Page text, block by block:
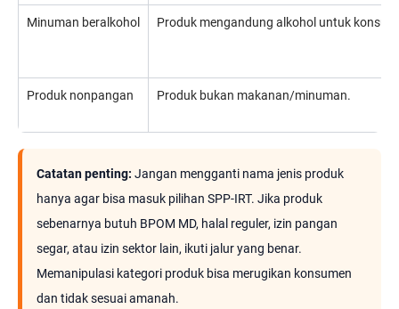
Minuman beralkohol Produk mengandung alkohol untuk
Produk nonpangan Produk bukan makanan/minuman.
Catatan penting: Jangan mengganti nama jenis produk
hanya agar bisa masuk pilihan SPP-IRT. Jika produk
sebenarnya butuh BPOM MD, halal reguler, izin pangan
segar, atau izin sektor lain, ikuti jalur yang benar.
Memanipulasi kategori produk bisa merugikan konsumen
dan tidak sesuai amanah.